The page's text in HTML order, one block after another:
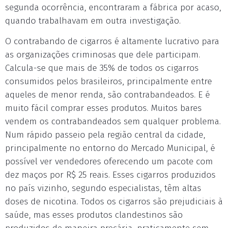
segunda ocorrência, encontraram a fábrica por acaso,
quando trabalhavam em outra investigação.
O contrabando de cigarros é altamente lucrativo para
as organizações criminosas que dele participam.
Calcula-se que mais de 35% de todos os cigarros
consumidos pelos brasileiros, principalmente entre
aqueles de menor renda, são contrabandeados. E é
muito fácil comprar esses produtos. Muitos bares
vendem os contrabandeados sem qualquer problema.
Num rápido passeio pela região central da cidade,
principalmente no entorno do Mercado Municipal, é
possível ver vendedores oferecendo um pacote com
dez maços por R$ 25 reais. Esses cigarros produzidos
no país vizinho, segundo especialistas, têm altas
doses de nicotina. Todos os cigarros são prejudiciais à
saúde, mas esses produtos clandestinos são